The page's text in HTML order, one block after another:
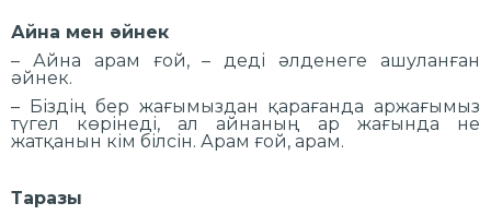
Айна мен әйнек
– Айна арам ғой, – деді әлденеге ашуланған
әйнек.
– Біздің бер жағымыздан қарағанда аржағымыз
түгел көрінеді, ал айнаның ар жағында не
жатқанын кім білсін. Арам ғой, арам.
Таразы